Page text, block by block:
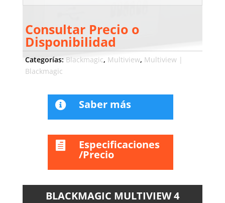
Consultar Precio o
Disponibilidad
Categorías: Blackmagic, Multiview, Multiview |
Blackmagic
 Saber más
 Especificaciones
/Precio
BLACKMAGIC MULTIVIEW 4